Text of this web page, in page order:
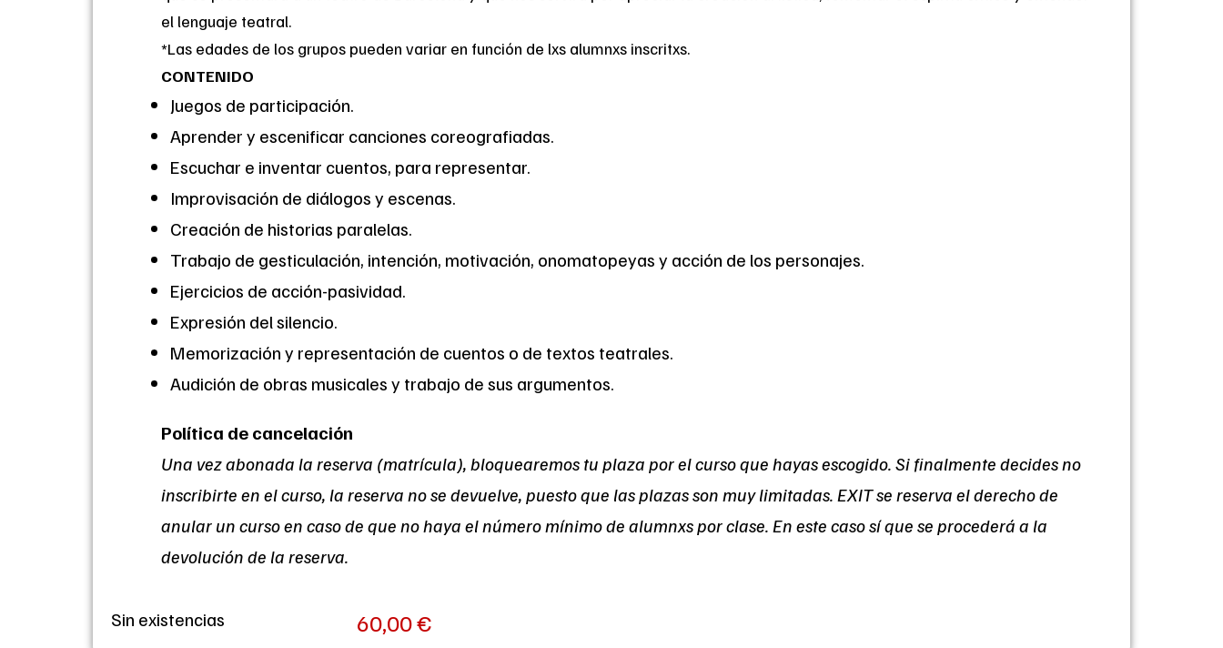
el lenguaje teatral.
*Las edades de los grupos pueden variar en función de lxs alumnxs inscritxs.
CONTENIDO
Juegos de participación.
Aprender y escenificar canciones coreografiadas.
Escuchar e inventar cuentos, para representar.
Improvisación de diálogos y escenas.
Creación de historias paralelas.
Trabajo de gesticulación, intención, motivación, onomatopeyas y acción de los personajes.
Ejercicios de acción-pasividad.
Expresión del silencio.
Memorización y representación de cuentos o de textos teatrales.
Audición de obras musicales y trabajo de sus argumentos.
Política de cancelación
Una vez abonada la reserva (matrícula), bloquearemos tu plaza por el curso que hayas escogido. Si finalmente decides no
inscribirte en el curso, la reserva no se devuelve, puesto que las plazas son muy limitadas. EXIT se reserva el derecho de
anular un curso en caso de que no haya el número mínimo de alumnxs por clase. En este caso sí que se procederá a la
devolución de la reserva.
Sin existencias 60,00€